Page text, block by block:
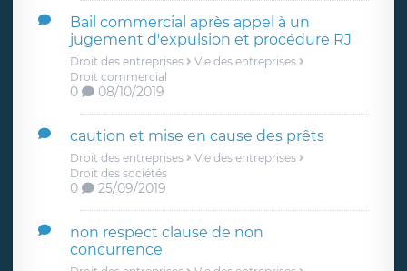
Bail commercial après appel à un
jugement d'expulsion et procédure RJ
Droit des entreprises
Vie des entreprises
Droit commercial
0 08/10/2019
caution et mise en cause des prêts
Droit des entreprises
Vie des entreprises
Droit des sociétés
0 25/09/2019
non respect clause de non
concurrence